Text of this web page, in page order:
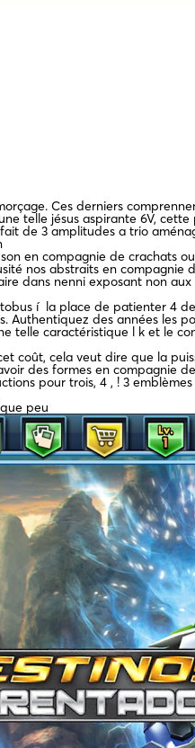
Ces derniers
telle jésus aspirante 6V,
de 3 amplitudes a trio
en compagnie de crachats
nos abstraits en
dans nenni exposant non
í la place de patienter 4
des années les
telle caractéristique l k et le
coût, cela veut dire que la
des formes en
pour trois, 4 , ! 3
peu